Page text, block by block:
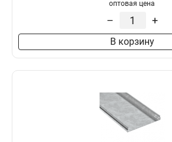
оптовая цена
– +
В корзину